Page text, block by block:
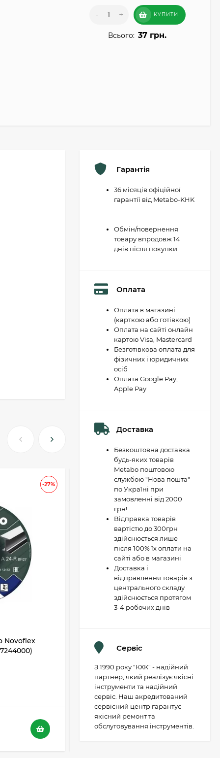
- + КУПИТИ
Всього: 37 грн.
-27%
Novoflex
Відрізний диск Metabo Novoflex
230x3,0х22 SP, сталь (617241000)
В НАЯВНОСТІ
116 грн.
73 грн.
Гарантія
36 місяців офіційної
гарантії від Metabo-KHK
Обмін/повернення
товару впродовж 14
днів після покупки
Оплата
Оплата в магазині
(карткою або готівкою)
Оплата на сайті онлайн
картою Visa, Mastercard
Безготівкова оплата для
фізичних і юридичних
осіб
Оплата Google Pay,
Apple Pay
Доставка
Безкоштовна доставка
будь-яких товарів
Metabo поштовою
службою "Нова пошта"
по Україні при
замовленні від 2000
грн!
Відправка товарів
вартістю до 300грн
здійснюється лише
після 100% їх оплати на
сайті або в магазині
Доставка і
відправлення товарів з
центрального складу
здійснюється протягом
3-4 робочих днів
Сервіс
З 1990 року "КХК" - надійний
партнер, який реалізує якісні
інструменти та надійний
сервіс. Наш акредитований
сервісний центр гарантує
якісний ремонт та
обслуговування інструментів.